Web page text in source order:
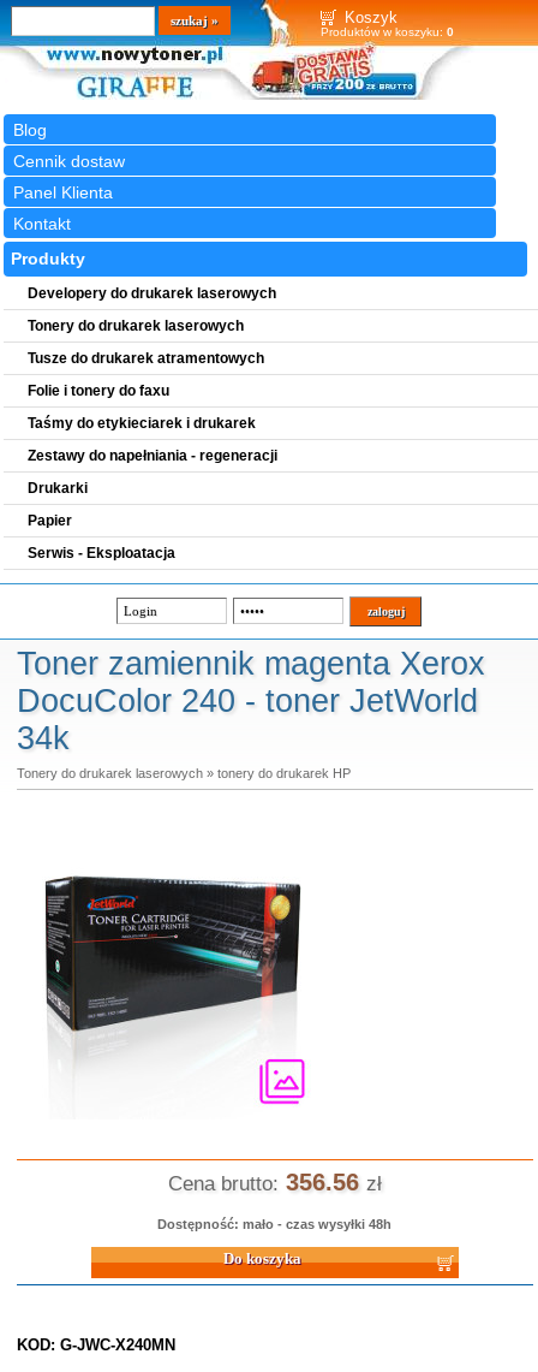
Koszyk
Produktów w koszyku: 0
Blog
Cennik dostaw
Panel Klienta
Kontakt
Wyszukiwarka
szukaj
Produkty
Developery do drukarek laserowych
Tonery do drukarek laserowych
Tusze do drukarek atramentowych
Folie i tonery do faxu
Taśmy do etykieciarek i drukarek
Zestawy do napełniania - regeneracji
Drukarki
Papier
Serwis - Eksploatacja
Toner zamiennik magenta Xerox
DocuColor 240 - toner JetWorld
34k
Tonery do drukarek laserowych» tonery do drukarek HP
Cena brutto: 356.56 zł
Dostępność: mało - czas wysyłki 48h
Do koszyka
KOD: G-JWC-X240MN